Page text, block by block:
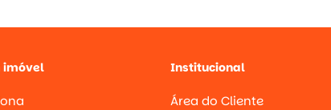
imóvel Institucional
Área do Cliente